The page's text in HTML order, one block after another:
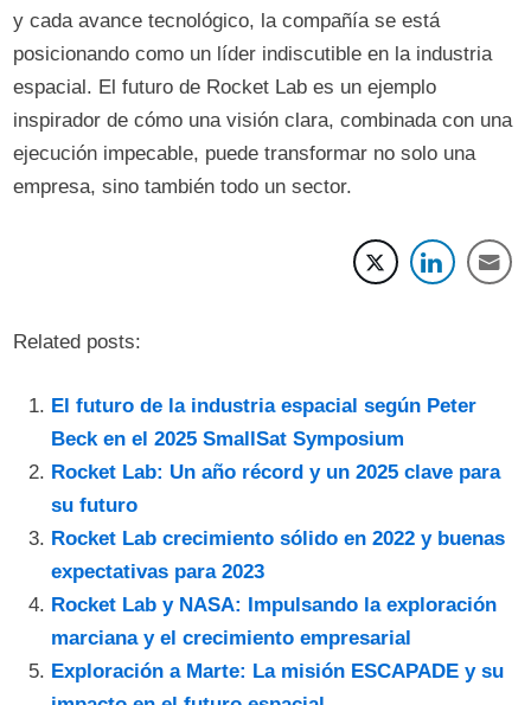
y cada avance tecnológico, la compañía se está
posicionando como un líder indiscutible en la industria
espacial. El futuro de Rocket Lab es un ejemplo
inspirador de cómo una visión clara, combinada con una
ejecución impecable, puede transformar no solo una
empresa, sino también todo un sector.
Related posts:
El futuro de la industria espacial según Peter
Beck en el 2025 SmallSat Symposium
Rocket Lab: Un año récord y un 2025 clave para
su futuro
Rocket Lab crecimiento sólido en 2022 y buenas
expectativas para 2023
Rocket Lab y NASA: Impulsando la exploración
marciana y el crecimiento empresarial
Exploración a Marte: La misión ESCAPADE y su